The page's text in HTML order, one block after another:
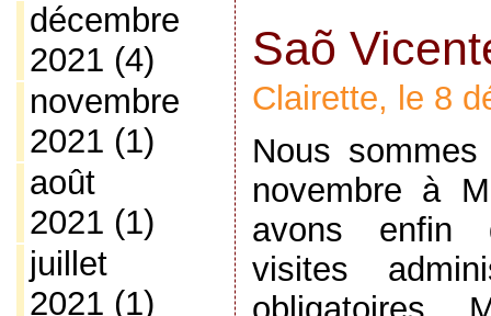
décembre
2021 (4)
novembre
2021 (1)
août
2021 (1)
juillet
2021 (1)
Saõ
Clairette, le 8
Nous
novembre à
avons enfin
visites